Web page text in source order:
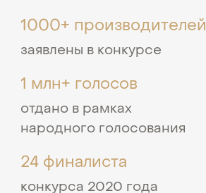
1000+ производителей
заявлены в конкурсе
1 млн+ голосов
отдано в рамках
народного голосования
24 финалиста
конкурса 2020 года